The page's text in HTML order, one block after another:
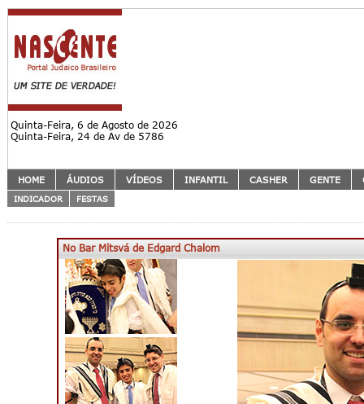
Quinta-Feira, 6 de Agosto de 2026
Quinta-Feira, 24 de Av de 5786
HOME ÁUDIOS VÍDEOS INFANTIL CASHER GENTE
INDICADOR FESTAS